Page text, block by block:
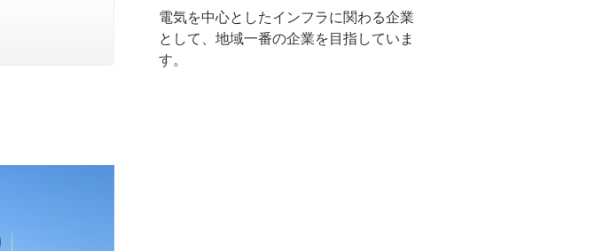
電気を中心としたインフラに関わる企業
として、地域一番の企業を目指していま
す。